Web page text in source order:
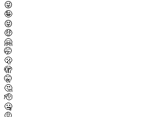
😜
🤪
😝
🤑
🤗
🤭
🫢
🫣
🤫
🤔
🫡
🤐